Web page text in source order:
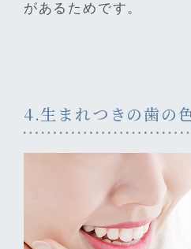
があるためです。
4.生まれつきの歯の